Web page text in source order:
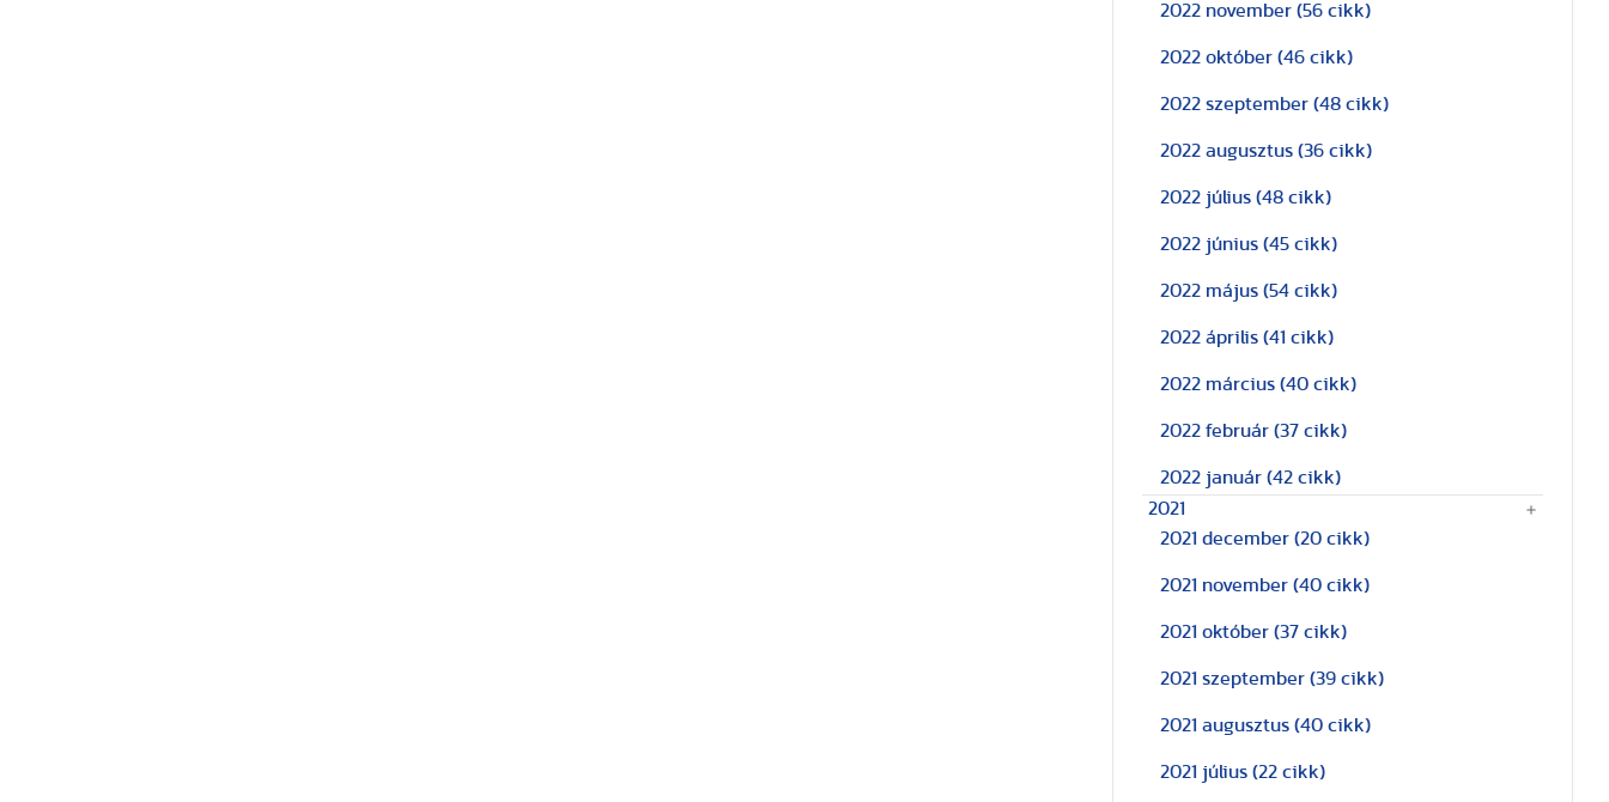
2022 november (56 cikk)
2022 október (46 cikk)
2022 szeptember (48 cikk)
2022 augusztus (36 cikk)
2022 július (48 cikk)
2022 június (45 cikk)
2022 május (54 cikk)
2022 április (41 cikk)
2022 március (40 cikk)
2022 február (37 cikk)
2022 január (42 cikk)
2021
2021 december (20 cikk)
2021 november (40 cikk)
2021 október (37 cikk)
2021 szeptember (39 cikk)
2021 augusztus (40 cikk)
2021 július (22 cikk)